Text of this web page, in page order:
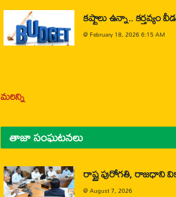
కష్టాలు ఉన్నా.. కర్తవ్యం
@February 18, 2026 6:15 AM
మరిన్ని
తాజా సంఘటనలు
రాష్ట్ర పురోగతి, రాజధాని
@August 7, 2026